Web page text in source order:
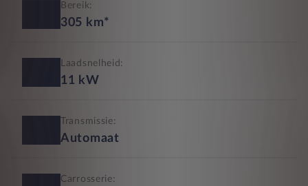
Bereik:
305 km*
Laadsnelheid:
11 kW
Transmissie:
Automaat
Carrosserie: